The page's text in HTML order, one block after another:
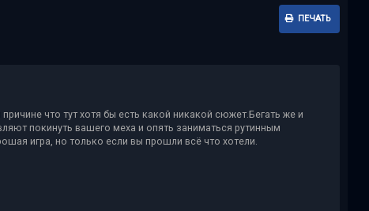
ПЕЧАТЬ
что тут хотя бы есть какой никакой сюжет.Бегать же и
покинуть вашего меха и опять заниматься рутинным
игра, но только если вы прошли всё что хотели.